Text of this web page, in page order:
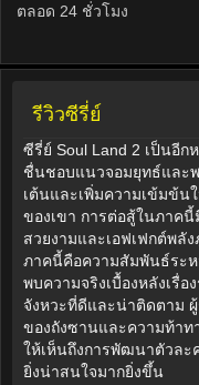
ตลอด 24 ชั่วโมง
รีวิวซีรี่ย์
ซีรี่ย์ Soul Land 2 เป็นอี
ชื่นชอบแนวจอมยุทธ์และ
เต้นและเพิ่มความเข้มข้น
ของเขา การต่อสู้ในภาค
สวยงามและเอฟเฟกต์พลั
ภาคนี้คือความสัมพันธ์ระ
พบความจริงเบื้องหลังเรื่อ
จังหวะที่ดีและน่าติดตาม
ของถังซานและความท้าท
ให้เห็นถึงการพัฒนาตัวละ
ยิ่งน่าสนใจมากยิ่งขึ้น